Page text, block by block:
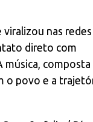
nas redes
direto com
música, composta
o povo e a